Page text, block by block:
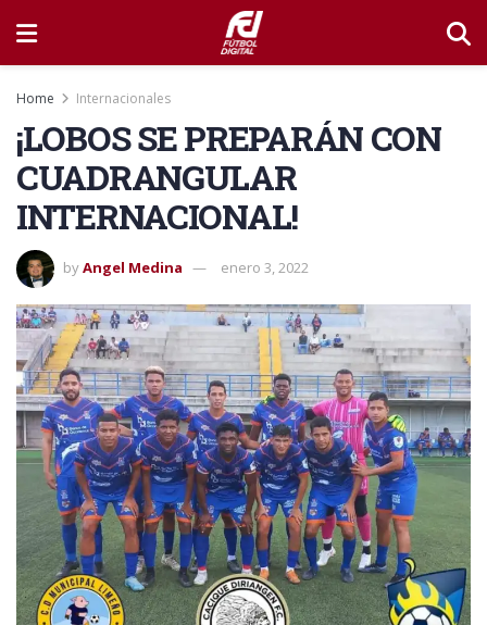
Home Internacionales
¡LOBOS SE PREPARÁN CON
CUADRANGULAR
INTERNACIONAL!
byAngel Medina enero 3, 2022